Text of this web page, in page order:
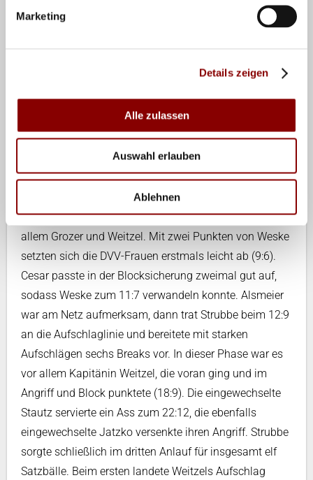
Marketing
Details zeigen
Alle zulassen
Auswahl erlauben
Ablehnen
abwehrte. Den zweiten Satzball wehrte Grozer ab und
sorgte anschließend mit einem Block für den ersten
hatte beim 28:27 die Chance auf den Satzausgleich,
Satzball hatten die Deutschen nach einer wackeligen
Der dritte Durchgang begann zunächst ausgeglichen
(6:6). Für Deutschland punkteten in dieser Phase vor
allem Grozer und Weitzel. Mit zwei Punkten von Weske
setzten sich die DVV-Frauen erstmals leicht ab (9:6).
Cesar passte in der Blocksicherung zweimal gut auf,
sodass Weske zum 11:7 verwandeln konnte. Alsmeier
war am Netz aufmerksam, dann trat Strubbe beim 12:9
an die Aufschlaglinie und bereitete mit starken
Aufschlägen sechs Breaks vor. In dieser Phase war es
vor allem Kapitänin Weitzel, die voran ging und im
Angriff und Block punktete (18:9). Die eingewechselte
Stautz servierte ein Ass zum 22:12, die ebenfalls
eingewechselte Jatzko versenkte ihren Angriff. Strubbe
sorgte schließlich im dritten Anlauf für insgesamt elf
Satzbälle. Beim ersten landete Weitzels Aufschlag